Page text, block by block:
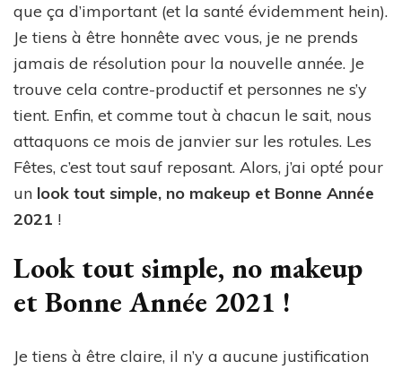
que ça d’important (et la santé évidemment hein).
Je tiens à être honnête avec vous, je ne prends
jamais de résolution pour la nouvelle année. Je
trouve cela contre-productif et personnes ne s’y
tient. Enfin, et comme tout à chacun le sait, nous
attaquons ce mois de janvier sur les rotules. Les
Fêtes, c’est tout sauf reposant. Alors, j’ai opté pour
un look tout simple, no makeup et Bonne Année
2021 !
Look tout simple, no makeup
et Bonne Année 2021 !
Je tiens à être claire, il n’y a aucune justification